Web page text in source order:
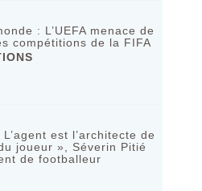
: L’UEFA menace de
compétitions de la FIFA
est l’architecte de
joueur », Séverin Pitié
de footballeur